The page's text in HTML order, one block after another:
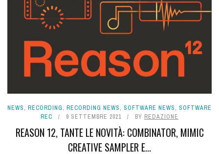
NEWS, RECORDING, RECORDING NEWS, SOFTWARE NEWS, SOFTWARE
REC
9 SETTEMBRE 2021 BY REDAZIONE
REASON 12, TANTE LE NOVITÀ: COMBINATOR, MIMIC
CREATIVE SAMPLER E...